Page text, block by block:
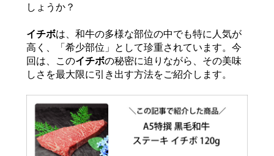
しょうか？
イチボは、和牛の多様な部位の中でも特に人気が
高く、「希少部位」として珍重されています。今
回は、このイチボの秘密に迫りながら、その美味
しさを最大限に引き出す方法をご紹介します。